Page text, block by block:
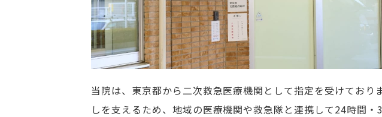
当院は、東京都から二次救急医療機関として指定を受けており
しを支えるため、地域の医療機関や救急隊と連携して24時間